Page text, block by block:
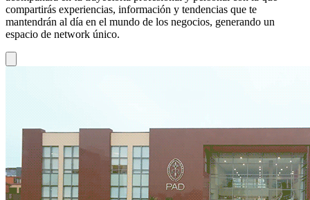
compartirás experiencias, información y tendencias que te
mantendrán al día en el mundo de los negocios, generando un
espacio de network único.